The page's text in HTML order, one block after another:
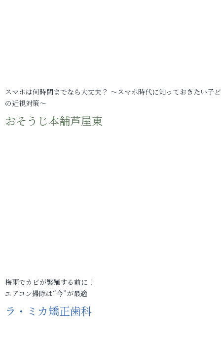
スマホは何時間までなら大丈夫？ ～スマホ時代に知っておきたい子
の近視対策～
おそうじ本舗芦屋東
梅雨でカビが繁殖する前に！
エアコン掃除は“今”が最適
ラ・ミカ矯正歯科